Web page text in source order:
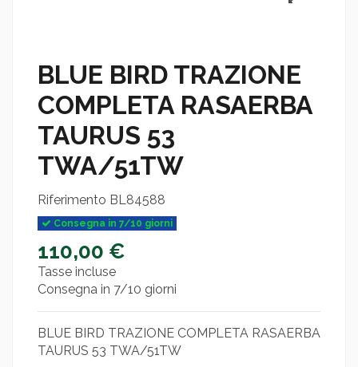
BLUE BIRD TRAZIONE
COMPLETA RASAERBA
TAURUS 53
TWA/51TW
Riferimento BL84588
Consegna in 7/10 giorni
110,00 €
Tasse incluse
Consegna in 7/10 giorni
BLUE BIRD TRAZIONE COMPLETA RASAERBA
TAURUS 53 TWA/51TW